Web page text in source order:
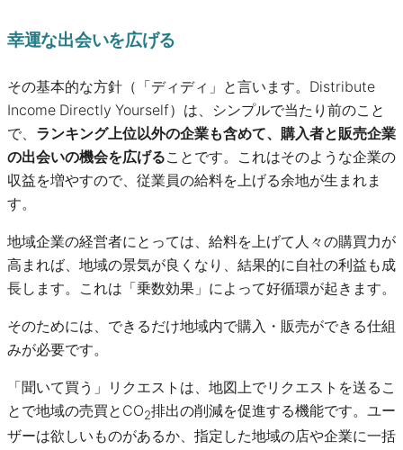
幸運な出会いを広げる
その基本的な方針（「ディディ」と言います。Distribute
Income Directly Yourself）は、シンプルで当たり前のこと
で、 ランキング上位以外の企業も含めて、購入者と販売企業
の出会いの機会を広げることです。これはそのような企業の
収益を増やすので、従業員の給料を上げる余地が生まれま
す。
地域企業の経営者にとっては、給料を上げて人々の購買力が
高まれば、地域の景気が良くなり、結果的に自社の利益も成
長します。これは「乗数効果」によって好循環が起きます。
そのためには、できるだけ地域内で購入・販売ができる仕組
みが必要です。
「聞いて買う」リクエストは、地図上でリクエストを送るこ
とで地域の売買とCO2排出の削減を促進する機能です。ユー
ザーは欲しいものがあるか、指定した地域の店や企業に一括